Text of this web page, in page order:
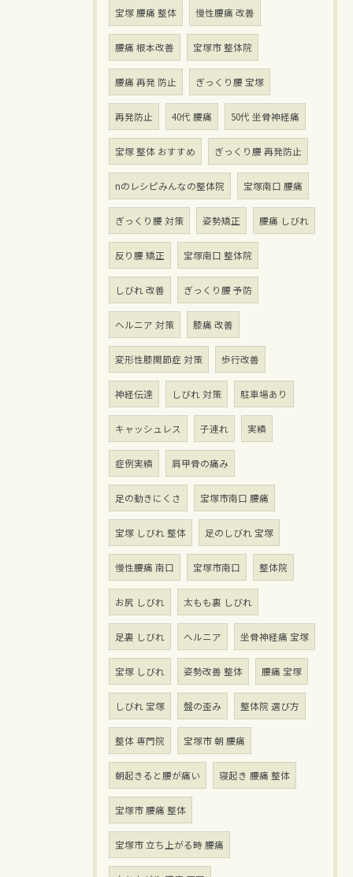
宝塚 腰痛 整体 慢性腰痛 改善
腰痛 根本改善 宝塚市 整体院
腰痛 再発 防止 ぎっくり腰 宝塚
再発防止 40代 腰痛 50代 坐骨神経痛
宝塚 整体 おすすめ ぎっくり腰 再発防止
nのレシピみんなの整体院 宝塚南口 腰痛
ぎっくり腰 対策 姿勢矯正 腰痛 しびれ
反り腰 矯正 宝塚南口 整体院
しびれ 改善 ぎっくり腰 予防
ヘルニア 対策 膝痛 改善
変形性膝関節症 対策 歩行改善
神経伝達 しびれ 対策 駐車場あり
キャッシュレス 子連れ 実績
症例実績 肩甲骨の痛み
足の動きにくさ 宝塚市南口 腰痛
宝塚 しびれ 整体 足のしびれ 宝塚
慢性腰痛 南口 宝塚市南口 整体院
お尻 しびれ 太もも裏 しびれ
足裏 しびれ ヘルニア 坐骨神経痛 宝塚
宝塚 しびれ 姿勢改善 整体 腰痛 宝塚
しびれ 宝塚 盤の歪み 整体院 選び方
整体 専門院 宝塚市 朝 腰痛
朝起きると腰が痛い 寝起き 腰痛 整体
宝塚市 腰痛 整体
宝塚市 立ち上がる時 腰痛